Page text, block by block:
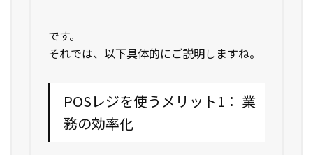
です。
それでは、以下具体的にご説明しますね。
POSレジを使うメリット1： 業
務の効率化